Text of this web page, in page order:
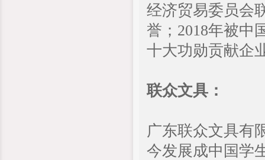
经济贸易委员会
誉；2018年被中
十大功勋贡献企
联众文具：
广东联众文具有
今发展成中国学